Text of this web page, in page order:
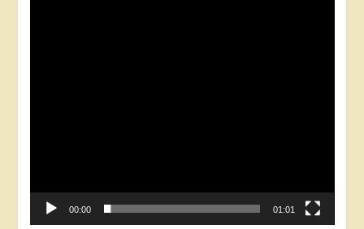
00:00 01:01